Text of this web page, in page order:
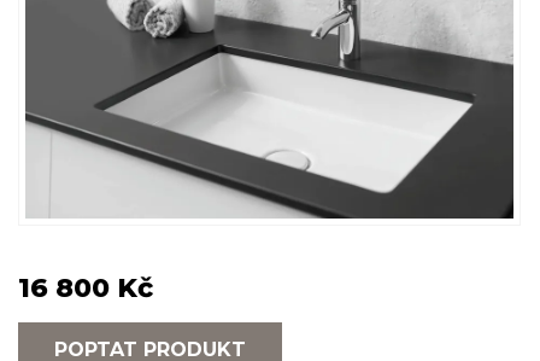
16 800 Kč
POPTAT PRODUKT